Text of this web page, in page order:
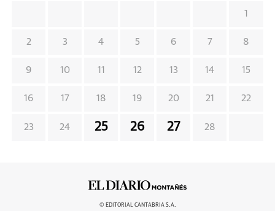
1
2 3 4 5 6 7 8
9 10 11 12 13 14 15
16 17 18 19 20 21 22
23 24 25 26 27 28
© EDITORIAL CANTABRIA S.A.